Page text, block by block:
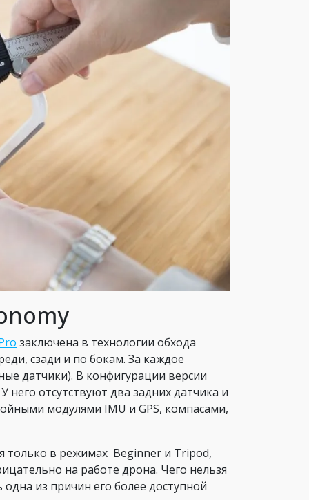
заключена в технологии обхода
сзади и по бокам. За каждое
датчики). В конфигурации версии
отсутствуют два задних датчика и
модулями IMU и GPS, компасами,
только в режимах Beginner и Tripod,
на работе дрона. Чего нельзя
одна из причин его более доступной